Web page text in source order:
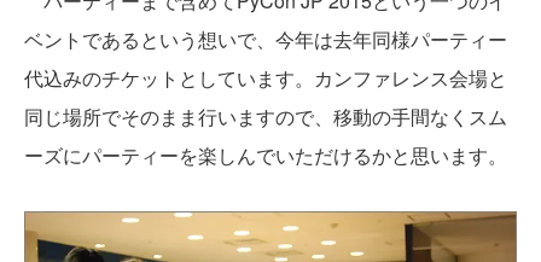
ベントであるという想いで、今年は去年同様パーティー
代込みのチケットとしています。カンファレンス会場と
同じ場所でそのまま行いますので、移動の手間なくスム
ーズにパーティーを楽しんでいただけるかと思います。